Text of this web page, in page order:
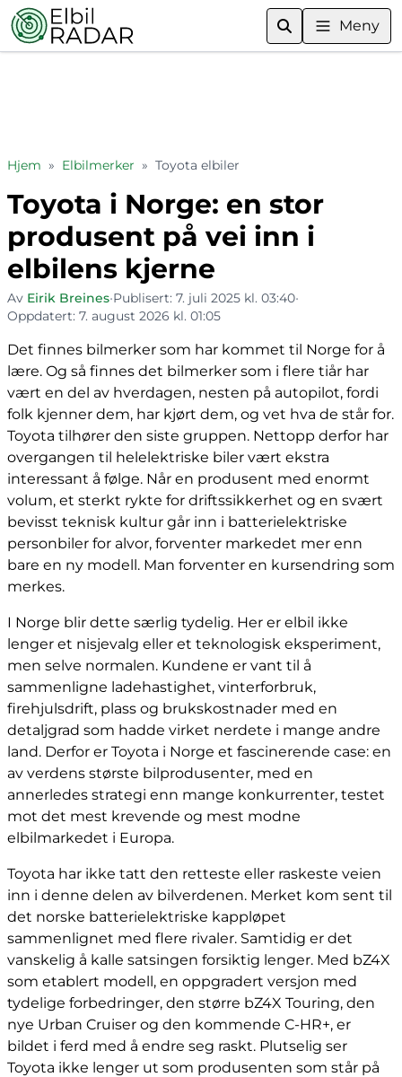
Meny
Hjem » Elbilmerker » Toyota elbiler
Toyota i Norge: en stor
produsent på vei inn i
elbilens kjerne
Av Eirik Breines•Publisert: 7. juli 2025 kl. 03:40•
Oppdatert: 7. august 2026 kl. 01:05
Det finnes bilmerker som har kommet til Norge for å
lære. Og så finnes det bilmerker som i flere tiår har
vært en del av hverdagen, nesten på autopilot, fordi
folk kjenner dem, har kjørt dem, og vet hva de står for.
Toyota tilhører den siste gruppen. Nettopp derfor har
overgangen til helelektriske biler vært ekstra
interessant å følge. Når en produsent med enormt
volum, et sterkt rykte for driftssikkerhet og en svært
bevisst teknisk kultur går inn i batterielektriske
personbiler for alvor, forventer markedet mer enn
bare en ny modell. Man forventer en kursendring som
merkes.
I Norge blir dette særlig tydelig. Her er elbil ikke
lenger et nisjevalg eller et teknologisk eksperiment,
men selve normalen. Kundene er vant til å
sammenligne ladehastighet, vinterforbruk,
firehjulsdrift, plass og brukskostnader med en
detaljgrad som hadde virket nerdete i mange andre
land. Derfor er Toyota i Norge et fascinerende case: en
av verdens største bilprodusenter, med en
annerledes strategi enn mange konkurrenter, testet
mot det mest krevende og mest modne
elbilmarkedet i Europa.
Toyota har ikke tatt den retteste eller raskeste veien
inn i denne delen av bilverdenen. Merket kom sent til
det norske batterielektriske kappløpet
sammenlignet med flere rivaler. Samtidig er det
vanskelig å kalle satsingen forsiktig lenger. Med bZ4X
som etablert modell, en oppgradert versjon med
tydelige forbedringer, den større bZ4X Touring, den
nye Urban Cruiser og den kommende C-HR+, er
bildet i ferd med å endre seg raskt. Plutselig ser
Toyota ikke lenger ut som produsenten som står på